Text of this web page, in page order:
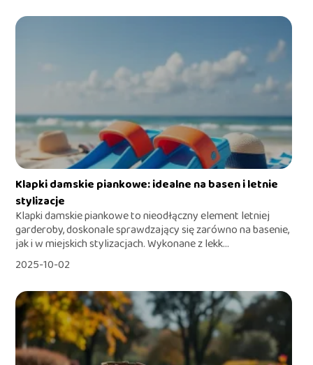
Klapki damskie piankowe: idealne na basen i letnie
stylizacje
Klapki damskie piankowe to nieodłączny element letniej
garderoby, doskonale sprawdzający się zarówno na basenie,
jak i w miejskich stylizacjach. Wykonane z lekk...
2025-10-02